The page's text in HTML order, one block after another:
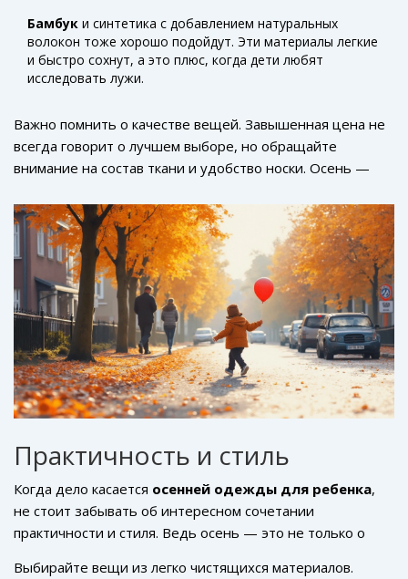
Бамбук и синтетика с добавлением натуральных
волокон тоже хорошо подойдут. Эти материалы легкие
и быстро сохнут, а это плюс, когда дети любят
исследовать лужи.
Важно помнить о качестве вещей. Завышенная цена не
всегда говорит о лучшем выборе, но обращайте
внимание на состав ткани и удобство носки. Осень —
уход за ними, вы сэкономите силы и время.
Практичность и стиль
Когда дело касается осенней одежды для ребенка,
не стоит забывать об интересном сочетании
практичности и стиля. Ведь осень — это не только о
Выбирайте вещи из легко чистящихся материалов.